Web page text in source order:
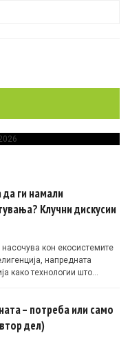
ги намали
Клучни дискусии
кон екосистемите
напредната
како технологии што
– потреба или само
дел)